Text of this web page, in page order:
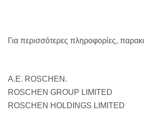
Για περισσότερες πληροφορίες,
Α.Ε. ROSCHEN.
ROSCHEN GROUP LIMITED
ROSCHEN HOLDINGS LIMITED